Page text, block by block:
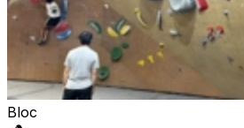
Bloc